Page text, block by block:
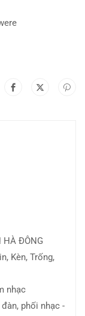
HÀ ĐÔNG
Kèn, Trống,
nhạc
phối nhạc -